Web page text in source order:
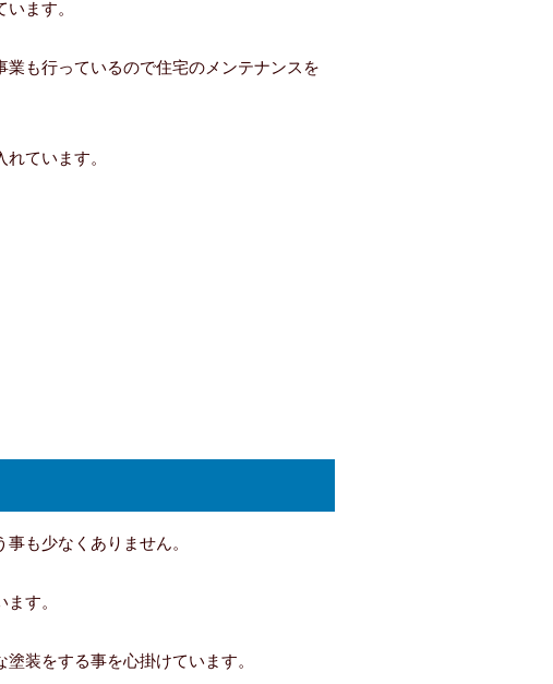
ます。
も行っているので住宅のメンテナンスを
ています。
も少なくありません。
す。
装をする事を心掛けています。